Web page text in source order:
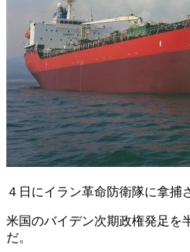
４日にイラン革命防衛隊に拿
米国のバイデン次期政権発足を
だ。